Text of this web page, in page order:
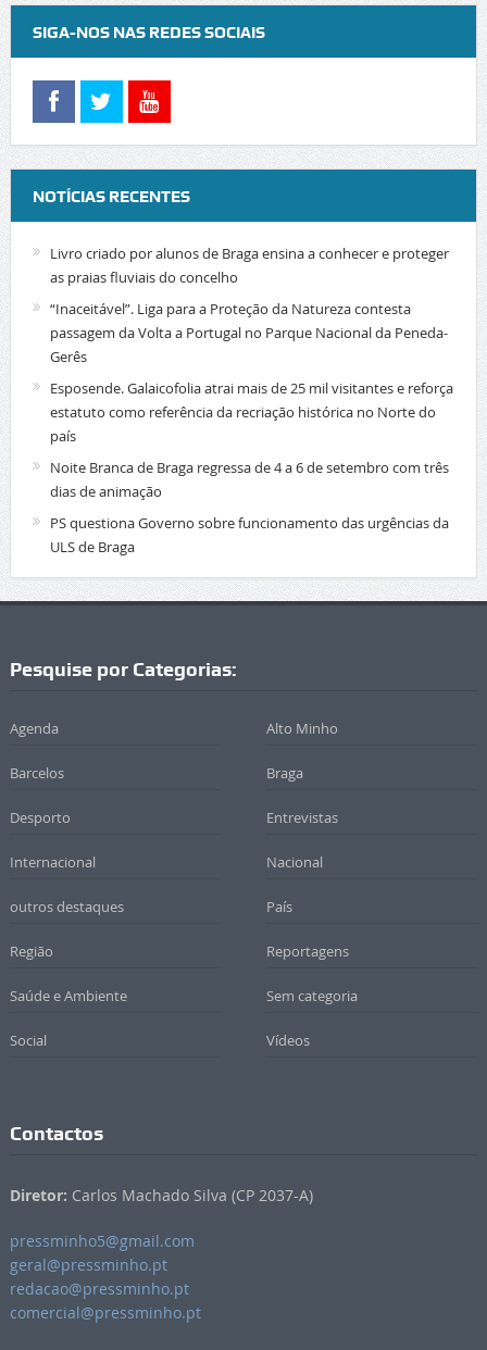
SIGA-NOS NAS REDES SOCIAIS
NOTÍCIAS RECENTES
Livro criado por alunos de Braga ensina a conhecer e proteger
as praias fluviais do concelho
“Inaceitável”. Liga para a Proteção da Natureza contesta
passagem da Volta a Portugal no Parque Nacional da Peneda-
Gerês
Esposende. Galaicofolia atrai mais de 25 mil visitantes e reforça
estatuto como referência da recriação histórica no Norte do
país
Noite Branca de Braga regressa de 4 a 6 de setembro com três
dias de animação
PS questiona Governo sobre funcionamento das urgências da
ULS de Braga
Pesquise por Categorias:
Agenda Alto Minho
Barcelos Braga
Desporto Entrevistas
Internacional Nacional
outros destaques País
Região Reportagens
Saúde e Ambiente Sem categoria
Social Vídeos
Contactos
Diretor: Carlos Machado Silva (CP 2037-A)
pressminho5@gmail.com
geral@pressminho.pt
redacao@pressminho.pt
comercial@pressminho.pt